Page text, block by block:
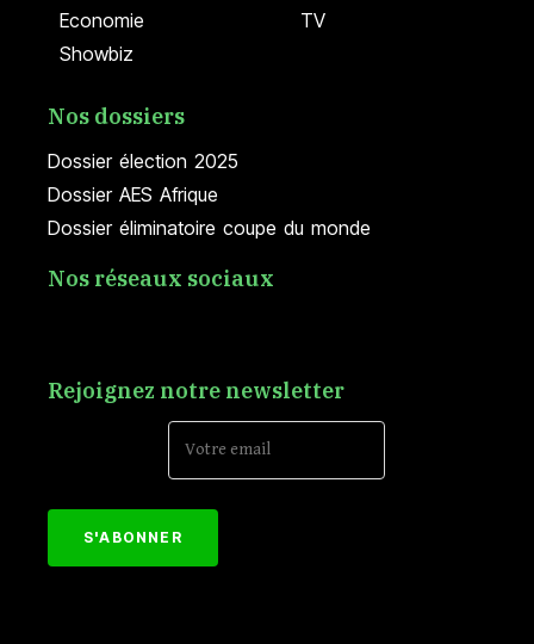
Economie
Showbiz
TV
Dossier élection 2025
Dossier AES Afrique
Dossier éliminatoire coupe du monde
Nos dossiers
Nos réseaux sociaux
Rejoignez notre newsletter